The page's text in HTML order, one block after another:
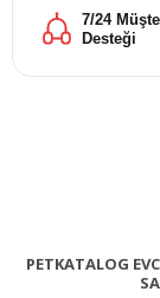
7/24
Desteği
PETKATALOG